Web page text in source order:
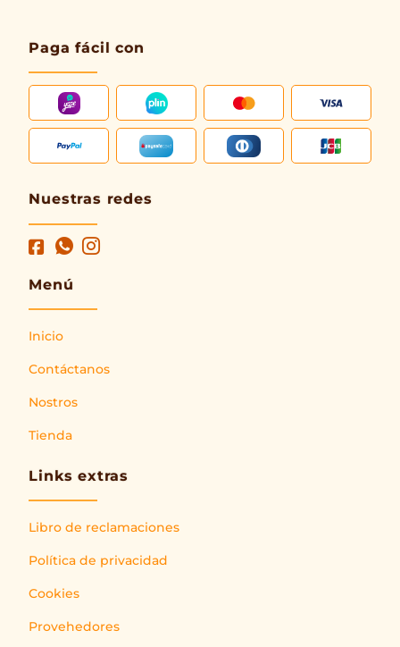
Paga fácil con
Nuestras redes
Menú
Inicio
Contáctanos
Nostros
Tienda
Links extras
Libro de reclamaciones
Política de privacidad
Cookies
Provehedores